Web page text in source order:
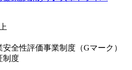
全性評価事業制度（Gマーク）
制度